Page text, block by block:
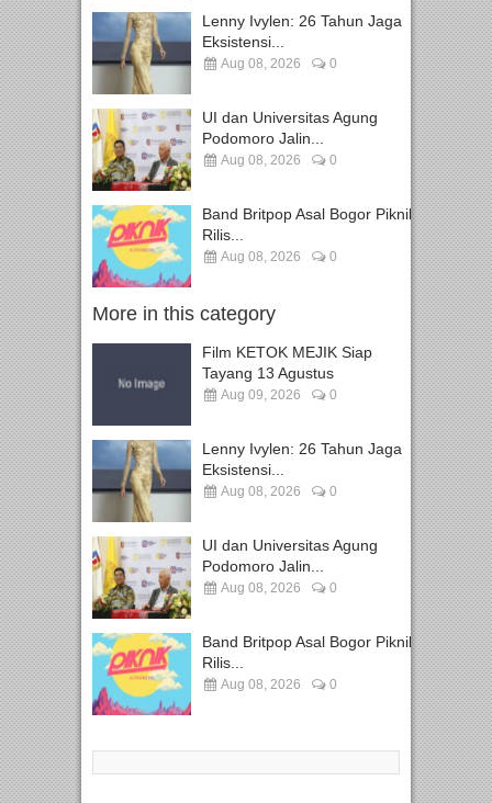
Lenny Ivylen: 26 Tahun Jaga
Eksistensi...
Aug 08, 2026 0
UI dan Universitas Agung
Podomoro Jalin...
Aug 08, 2026 0
Band Britpop Asal Bogor Piknik
Rilis...
Aug 08, 2026 0
More in this category
Film KETOK MEJIK Siap
Tayang 13 Agustus
Aug 09, 2026 0
Lenny Ivylen: 26 Tahun Jaga
Eksistensi...
Aug 08, 2026 0
UI dan Universitas Agung
Podomoro Jalin...
Aug 08, 2026 0
Band Britpop Asal Bogor Piknik
Rilis...
Aug 08, 2026 0